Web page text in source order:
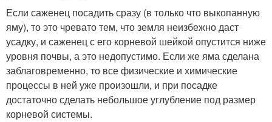
Если саженец посадить сразу (в только что выкопанную
яму), то это чревато тем, что земля неизбежно даст
усадку, и саженец с его корневой шейкой опустится ниже
уровня почвы, а это недопустимо. Если же яма сделана
заблаговременно, то все физические и химические
процессы в ней уже произошли, и при посадке
достаточно сделать небольшое углубление под размер
корневой системы.